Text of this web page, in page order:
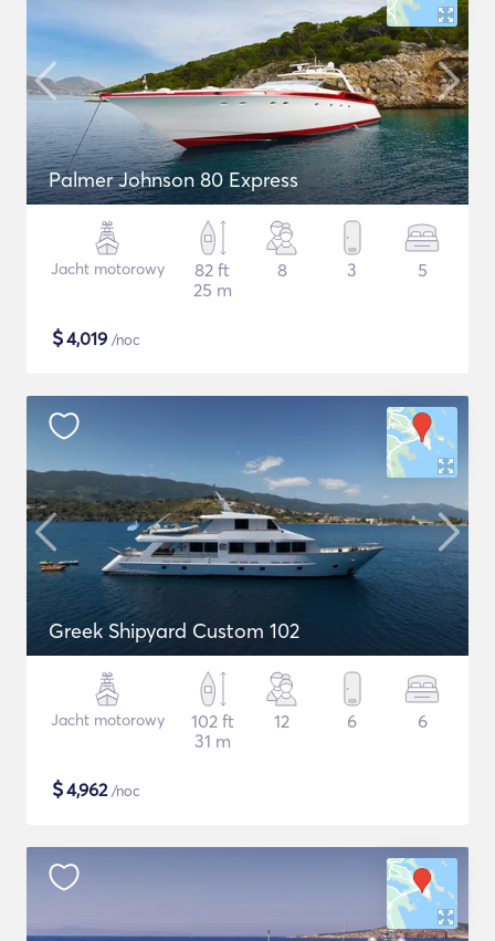
Palmer Johnson 80 Express
Jacht motorowy
82 ft
25 m
8 3 5
$4,019 /noc
Greek Shipyard Custom 102
Jacht motorowy
102 ft
31 m
12 6 6
$4,962/noc